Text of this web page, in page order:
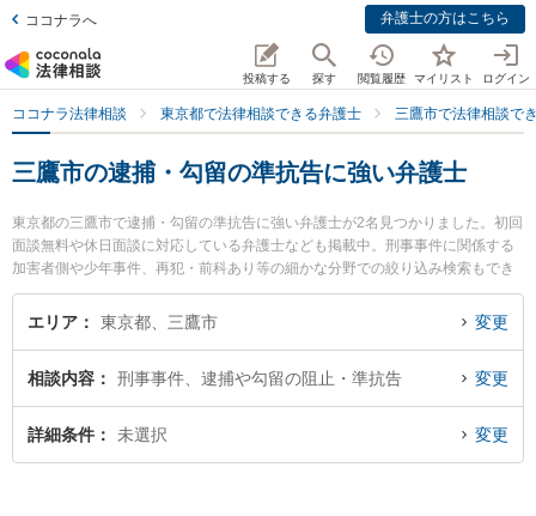
ココナラへ 弁護士の方はこちら
投稿する 探す 閲覧履歴 マイリスト ログイン
ココナラ法律相談 東京都で法律相談できる弁護士 三鷹市で法律相談で
三鷹市の逮捕・勾留の準抗告に強い弁護士
東京都の三鷹市で逮捕・勾留の準抗告に強い弁護士が2名見つかりました。初回
面談無料や休日面談に対応している弁護士なども掲載中。刑事事件に関係する
加害者側や少年事件、再犯・前科あり等の細かな分野での絞り込み検索もでき
便利です。特に関総合法律事務所の関 真悟弁護士やみたか総合法律事務所の齊
藤 遼亮弁護士のプロフィール情報や弁護士費用、強みなどが注目されていま
くの弁護士を検索したい』『初回相談無料で逮捕・勾留の準抗告を法律相談で
きる三鷹市内の弁護士に相談予約したい』などでお困りの相談者さんにおすす
めです。
エリア 東京都、三鷹市 変更
相談内容 刑事事件、逮捕や勾留の阻止・準抗告 変更
詳細条件 未選択 変更